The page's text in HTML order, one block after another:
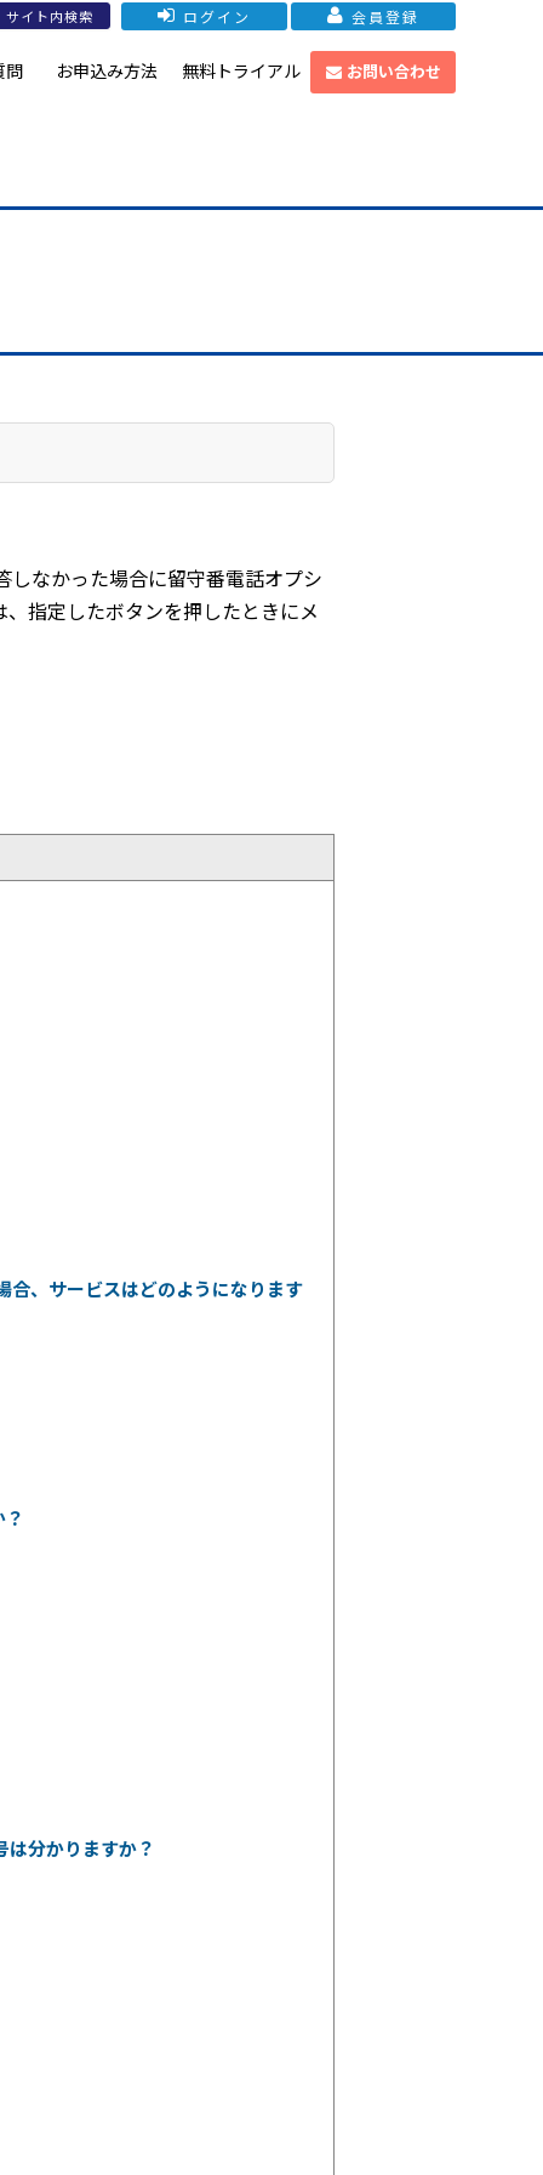
ログイン 会員登録
問 お申込み方法 無料トライアル お問い合わせ
なかった場合に留守番電話オプシ
指定したボタンを押したときにメ
合、サービスはどのようになります
分かりますか？